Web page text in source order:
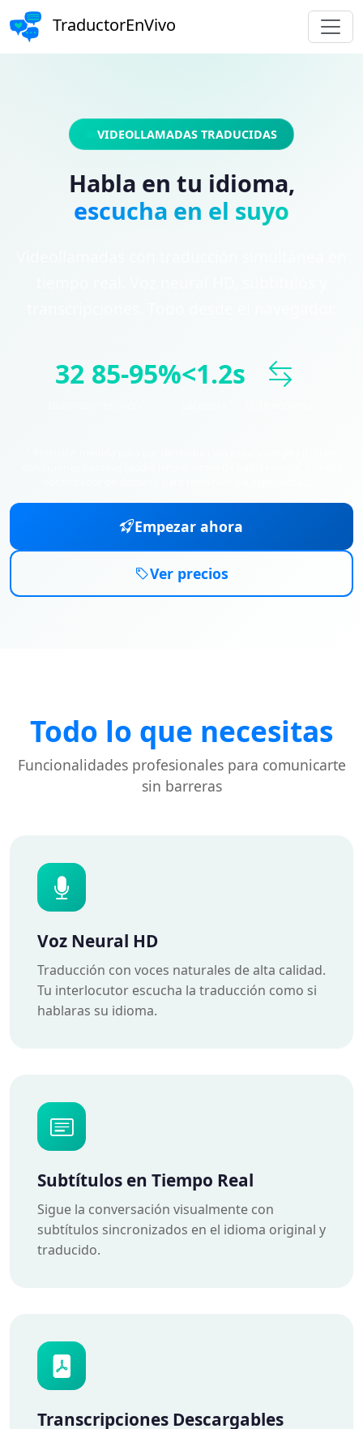
TraductorEnVivo
VIDEOLLAMADAS TRADUCIDAS
Habla en tu idioma,
escucha en el suyo
32 85-95%<1.2s
Empezar ahora
Ver precios
Todo lo que necesitas
Funcionalidades profesionales para comunicarte
sin barreras
Voz Neural HD
Traducción con voces naturales de alta calidad.
Tu interlocutor escucha la traducción como si
hablaras su idioma.
Subtítulos en Tiempo Real
Sigue la conversación visualmente con
subtítulos sincronizados en el idioma original y
traducido.
Transcripciones Descargables